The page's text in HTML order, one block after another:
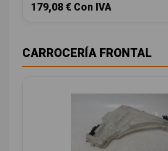
179,08 € Con IVA
CARROCERÍA FRONTAL